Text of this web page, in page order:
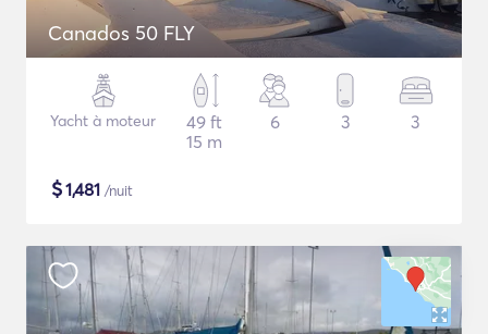
Canados 50 FLY
Yacht à moteur
49 ft
15 m
6 3 3
$1,481 /nuit